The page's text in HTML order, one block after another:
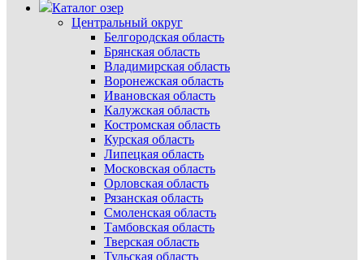
Каталог озер
Центральный округ
Белгородская область
Брянская область
Владимирская область
Воронежская область
Ивановская область
Калужская область
Костромская область
Курская область
Липецкая область
Московская область
Орловская область
Рязанская область
Смоленская область
Тамбовская область
Тверская область
Тульская область